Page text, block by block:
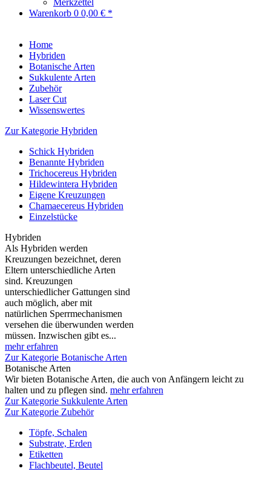
Merkzettel
Warenkorb 0 0,00 € *
Home
Hybriden
Botanische Arten
Sukkulente Arten
Zubehör
Laser Cut
Wissenswertes
Zur Kategorie Hybriden
Schick Hybriden
Benannte Hybriden
Trichocereus Hybriden
Hildewintera Hybriden
Eigene Kreuzungen
Chamaecereus Hybriden
Einzelstücke
Hybriden
Als Hybriden werden
Kreuzungen bezeichnet, deren
Eltern unterschiedliche Arten
sind. Kreuzungen
unterschiedlicher Gattungen sind
auch möglich, aber mit
natürlichen Sperrmechanismen
versehen die überwunden werden
müssen. Inzwischen gibt es...
mehr erfahren
Zur Kategorie Botanische Arten
Botanische Arten
Wir bieten Botanische Arten, die auch von Anfängern leicht zu
halten und zu pflegen sind. mehr erfahren
Zur Kategorie Sukkulente Arten
Zur Kategorie Zubehör
Töpfe, Schalen
Substrate, Erden
Etiketten
Flachbeutel, Beutel